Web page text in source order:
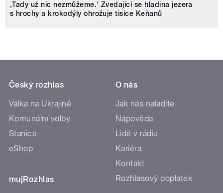
‚Tady už nic nezmůžeme.‘ Zvedající se hladina jezera
s hrochy a krokodýly ohrožuje tisíce Keňanů
Český rozhlas
Válka na Ukrajině
Komunální volby
Stanice
eShop
mujRozhlas
O nás
Jak nás naladíte
Nápověda
Lidé v rádiu
Kariéra
Kontakt
Rozhlasový poplatek